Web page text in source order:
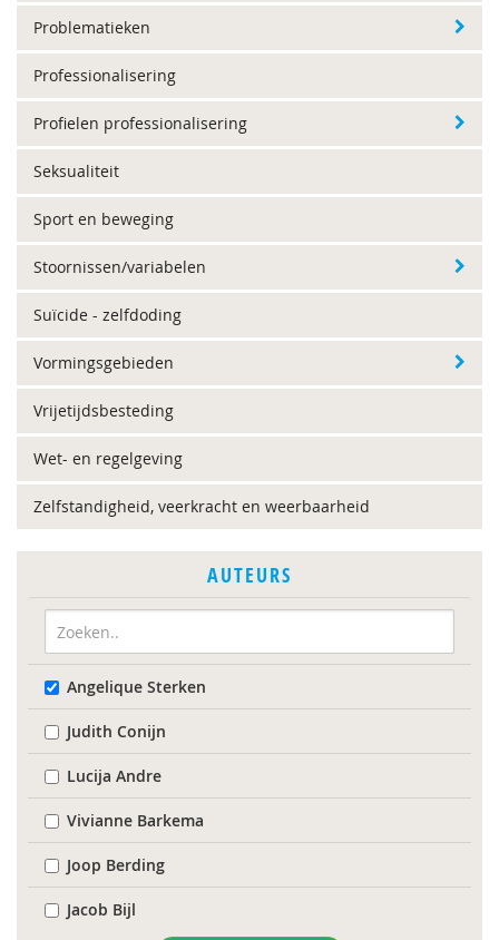
Problematieken
Professionalisering
Profielen professionalisering
Seksualiteit
Sport en beweging
Stoornissen/variabelen
Suïcide - zelfdoding
Vormingsgebieden
Vrijetijdsbesteding
Wet- en regelgeving
Zelfstandigheid, veerkracht en weerbaarheid
AUTEURS
Angelique Sterken
Judith Conijn
Lucija Andre
Vivianne Barkema
Joop Berding
Jacob Bijl